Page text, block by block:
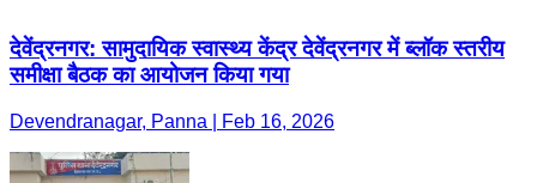
देवेंद्रनगर: सामुदायिक स्वास्थ्य केंद्र देवेंद्रनगर में ब्लॉक स्तरीय
समीक्षा बैठक का आयोजन किया गया
Devendranagar, Panna | Feb 16, 2026